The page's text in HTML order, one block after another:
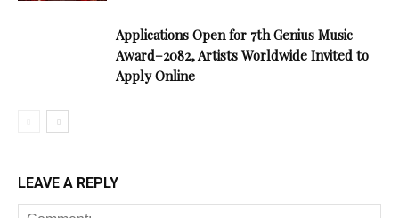
Applications Open for 7th Genius Music
Award–2082, Artists Worldwide Invited to
Apply Online
LEAVE A REPLY